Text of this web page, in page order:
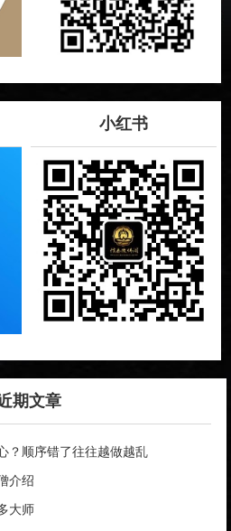
小红书
期文章
？顺序错了往往越做越乱
介绍
大师